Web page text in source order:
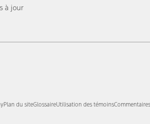
à jour
Plan du siteGlossaireUtilisation des témoins